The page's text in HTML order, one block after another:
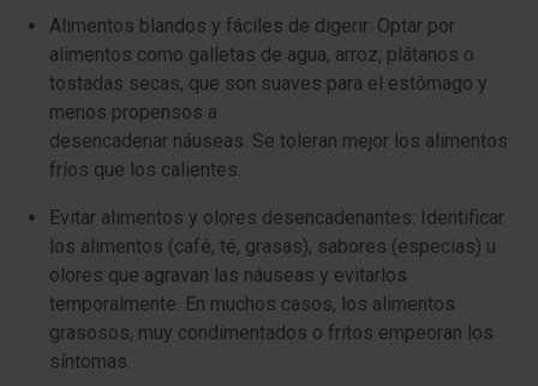
Alimentos blandos y fáciles de digerir: Optar por
alimentos como galletas de agua, arroz, plátanos o
tostadas secas, que son suaves para el estómago y
menos propensos a
desencadenar náuseas. Se toleran mejor los alimentos
fríos que los calientes.
Evitar alimentos y olores desencadenantes: Identificar
los alimentos (café, té, grasas), sabores (especias) u
olores que agravan las náuseas y evitarlos
temporalmente. En muchos casos, los alimentos
grasosos, muy condimentados o fritos empeoran los
síntomas.